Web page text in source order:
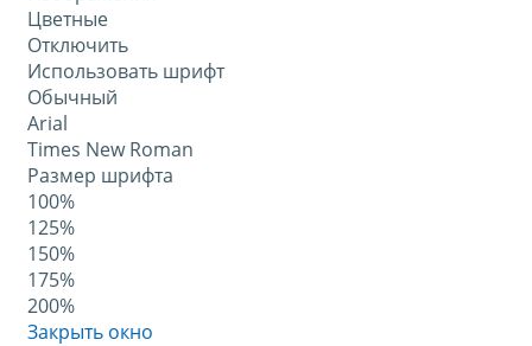
Цветные
Отключить
Использовать шрифт
Обычный
Arial
Times New Roman
Размер шрифта
100%
125%
150%
175%
200%
Закрыть окно